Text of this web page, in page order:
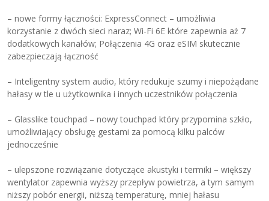
– nowe formy łączności: ExpressConnect – umożliwia
korzystanie z dwóch sieci naraz; Wi-Fi 6E które zapewnia aż 7
dodatkowych kanałów; Połączenia 4G oraz eSIM skutecznie
zabezpieczają łączność
– Inteligentny system audio, który redukuje szumy i niepożądane
hałasy w tle u użytkownika i innych uczestników połączenia
– Glasslike touchpad – nowy touchpad który przypomina szkło,
umożliwiający obsługę gestami za pomocą kilku palców
jednocześnie
– ulepszone rozwiązanie dotyczące akustyki i termiki – większy
wentylator zapewnia wyższy przepływ powietrza, a tym samym
niższy pobór energii, niższą temperaturę, mniej hałasu